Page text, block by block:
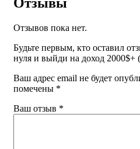
Отзывы
Отзывов пока нет.
Будьте первым, кто оставил
нуля и выйди на доход 2000$+
Ваш адрес email не будет
помечены *
Ваш отзыв *